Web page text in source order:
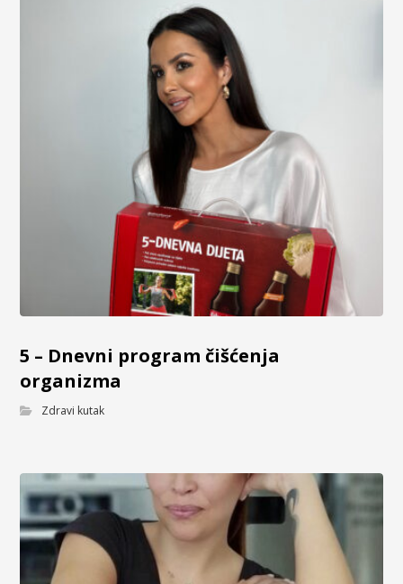
5 – Dnevni program čišćenja
organizma
Zdravi kutak